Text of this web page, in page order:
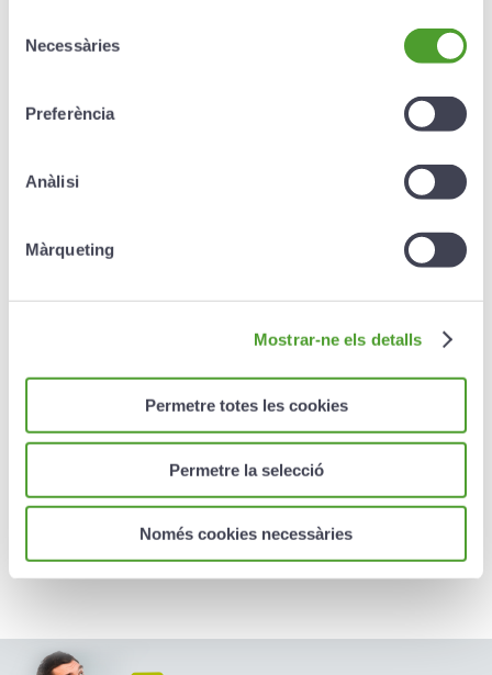
Necessàries
Preferència
Anàlisi
Màrqueting
Mostrar-ne els detalls
Permetre totes les cookies
Permetre la selecció
Només cookies necessàries
En caso de enfermedad grave o invalidez total y
permanente del asegurado, el beneficiario será él
mismo.
Además de la defunción, pueden contratarse otras
Invalidez permanente por cualquier causa.
Invalidez permanente por accidente.
Invalidez permanente por accidente de
Muerte por accidente.
Muerte por accidente de circulación.
de los dos cónyuges.